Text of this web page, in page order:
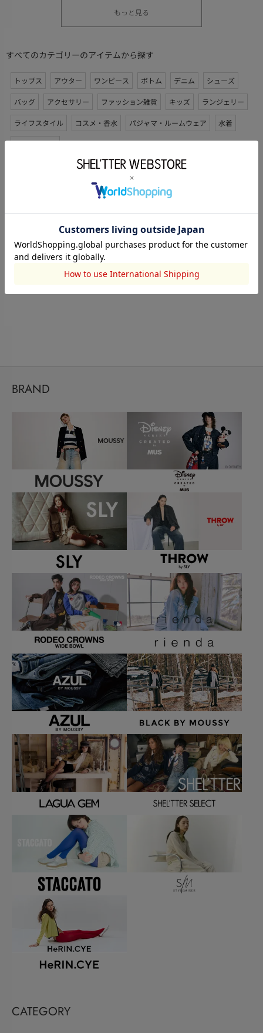
もっと見る
すべてのカテゴリーのアイテムから探す
トップス アウター ワンピース ボトム デニム
シューズ
バッグ
アクセサリー ファッション雑貨 キッズ
ランジェリー
ライフスタイル
コスメ・香水 パジャマ・ルームウェア
水着
その他ブランドのシューズ サンダルから探す
RODEO CROWNS WIDE BOWL
rienda
RIENDA GOLF
AZUL BY MOUSSY
LAGUA GEM RIM.ARK
SHEL’TTER SELECT
73Hours STYLEMIXER HeRIN.CYE LOVUS gallery
BRAND
CATEGORY